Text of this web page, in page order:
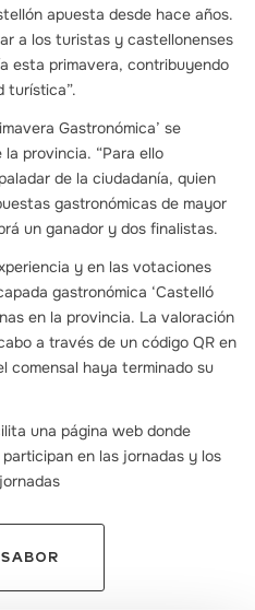
apuesta desde hace años.
a los turistas y castellonenses
esta primavera, contribuyendo
turística”.
Gastronómica’ se
provincia. “Para ello
de la ciudadanía, quien
gastronómicas de mayor
un ganador y dos finalistas.
y en las votaciones
gastronómica ‘Castelló
en la provincia. La valoración
a través de un código QR en
comensal haya terminado su
una página web donde
en las jornadas y los